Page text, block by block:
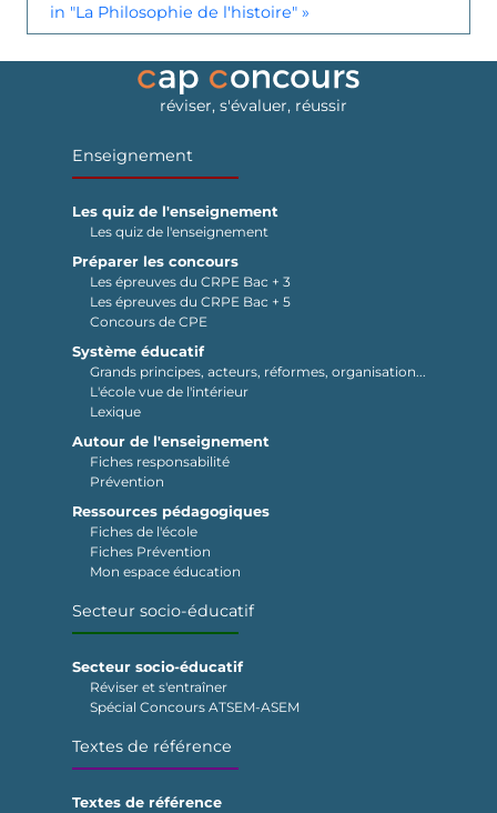
in "La Philosophie de l'histoire" »
réviser, s'évaluer, réussir
Enseignement
Les quiz de l'enseignement
Les quiz de l'enseignement
Préparer les concours
Les épreuves du CRPE Bac + 3
Les épreuves du CRPE Bac + 5
Concours de CPE
Système éducatif
Grands principes, acteurs, réformes, organisation...
L'école vue de l'intérieur
Lexique
Autour de l'enseignement
Fiches responsabilité
Prévention
Ressources pédagogiques
Fiches de l'école
Fiches Prévention
Mon espace éducation
Secteur socio-éducatif
Secteur socio-éducatif
Réviser et s'entraîner
Spécial Concours ATSEM-ASEM
Textes de référence
Textes de référence